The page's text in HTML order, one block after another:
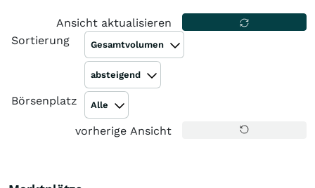
Ansicht aktualisieren
Sortierung
Gesamtvolumen
absteigend
Börsenplatz Alle
vorherige Ansicht